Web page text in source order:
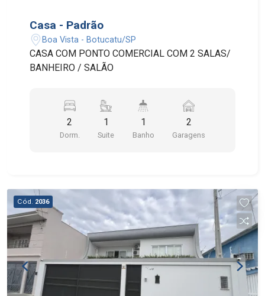
Casa - Padrão
Boa Vista - Botucatu/SP
CASA COM PONTO COMERCIAL COM 2 SALAS/
BANHEIRO / SALÃO
2
Dorm.
1
Suite
1
Banho
2
Garagens
Cód. 2036